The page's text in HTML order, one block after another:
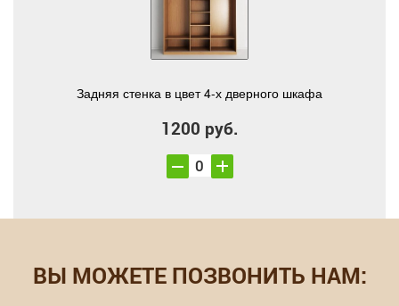
Задняя стенка в цвет 4-х дверного шкафа
1200 руб.
ВЫ МОЖЕТЕ ПОЗВОНИТЬ НАМ: